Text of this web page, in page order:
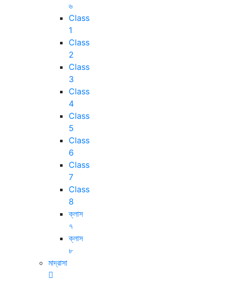
৬
Class
1
Class
2
Class
3
Class
4
Class
5
Class
6
Class
7
Class
8
ক্লাস
৭
ক্লাস
৮
মাদ্রাসা